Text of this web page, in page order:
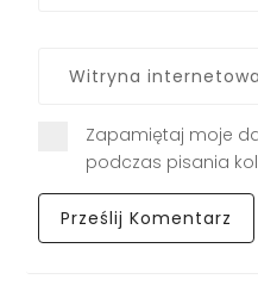
Zapamiętaj moje
podczas pisania